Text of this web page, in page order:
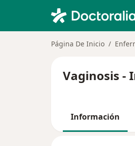
Página De Inicio
Vaginosis -
Información